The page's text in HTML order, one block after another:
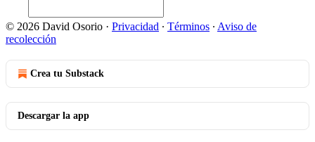
© 2026 David Osorio · Privacidad ∙ Términos ∙ Aviso de
recolección
Crea tu Substack
Descargar la app